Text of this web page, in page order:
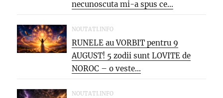
necunoscuta mi-a spus ce...
NOUTATI.INFO
RUNELE au VORBIT pentru 9
AUGUST! 5 zodii sunt LOVITE de
NOROC – o veste...
NOUTATI.INFO